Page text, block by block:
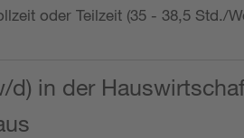
oder Teilzeit (35 - 38,5 Std./
d) in der